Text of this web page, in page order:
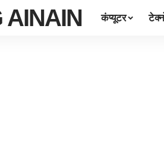
AINAIN कंप्यूटर